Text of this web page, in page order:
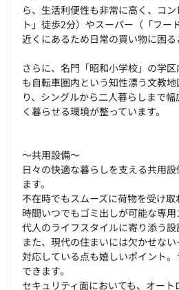
ら、生活利便性も非常に高く、コ
ト」徒歩2分）やスーパー（「フー
近くにあるため日常の買い物に困る
さらに、名門「昭和小学校」の学
も自転車圏内という知性漂う文教
り、シングルから二人暮らしまで
く暮らせる環境が整っています。
～共用設備～
日々の快適な暮らしを支える共用
ます。
不在時でもスムーズに荷物を受け
時間いつでもゴミ出しが可能な専
代人のライフスタイルに寄り添う設
また、現代の住まいには欠かせな
対応している点も嬉しいポイント
できます。
セキュリティ面においても、オー